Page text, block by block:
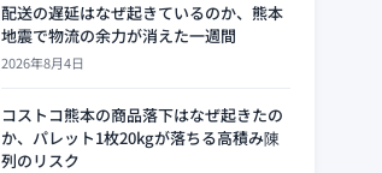
配送の遅延はなぜ起きているのか、熊本
地震で物流の余力が消えた一週間
2026年8月4日
コストコ熊本の商品落下はなぜ起きたの
か、パレット1枚20kgが落ちる高積み陳
列のリスク